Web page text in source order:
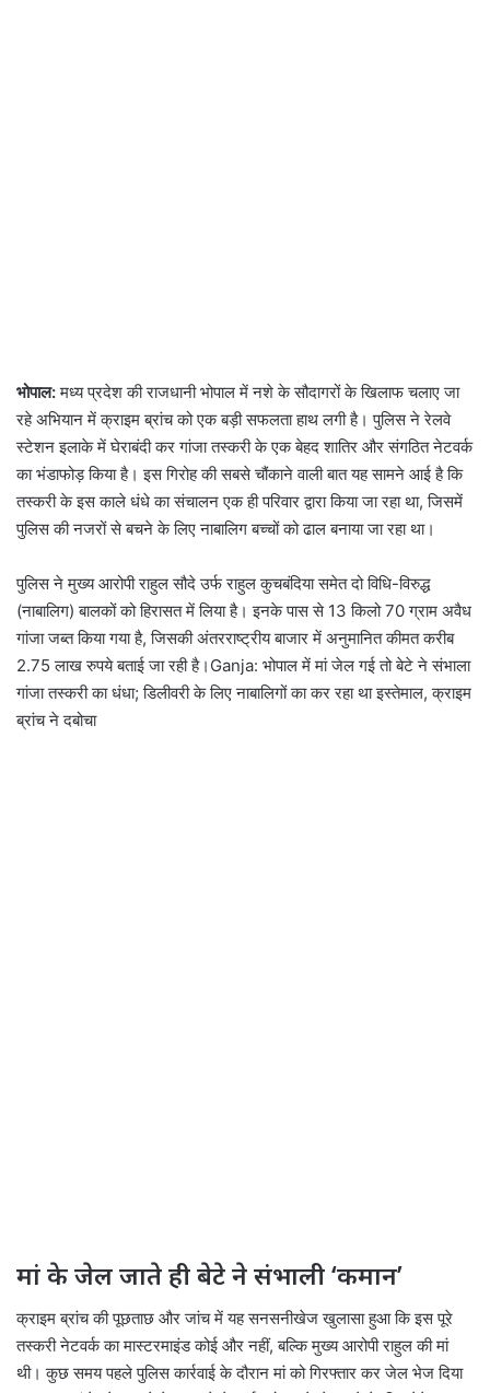
भोपाल:मध्य प्रदेश की राजधानी भोपाल में नशे के सौदागरों के खिलाफ चलाए जा
रहे अभियान में क्राइम ब्रांच को एक बड़ी सफलता हाथ लगी है। पुलिस ने रेलवे
स्टेशन इलाके में घेराबंदी कर गांजा तस्करी के एक बेहद शातिर और संगठित नेटवर्क
का भंडाफोड़ किया है। इस गिरोह की सबसे चौंकाने वाली बात यह सामने आई है कि
तस्करी के इस काले धंधे का संचालन एक ही परिवार द्वारा किया जा रहा था, जिसमें
पुलिस की नजरों से बचने के लिए नाबालिग बच्चों को ढाल बनाया जा रहा था।
पुलिस ने मुख्य आरोपी राहुल सौदे उर्फ राहुल कुचबंदिया समेत दो विधि-विरुद्ध
(नाबालिग) बालकों को हिरासत में लिया है। इनके पास से 13 किलो 70 ग्राम अवैध
गांजा जब्त किया गया है, जिसकी अंतरराष्ट्रीय बाजार में अनुमानित कीमत करीब
2.75 लाख रुपये बताई जा रही है।Ganja: भोपाल में मां जेल गई तो बेटे ने संभाला
गांजा तस्करी का धंधा; डिलीवरी के लिए नाबालिगों का कर रहा था इस्तेमाल, क्राइम
ब्रांच ने दबोचा
मां के जेल जाते ही बेटे ने संभाली ‘कमान’
क्राइम ब्रांच की पूछताछ और जांच में यह सनसनीखेज खुलासा हुआ कि इस पूरे
तस्करी नेटवर्क का मास्टरमाइंड कोई और नहीं, बल्कि मुख्य आरोपी राहुल की मां
थी। कुछ समय पहले पुलिस कार्रवाई के दौरान मां को गिरफ्तार कर जेल भेज दिया